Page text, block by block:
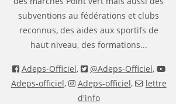
subventions au fédérations et clubs
reconnus, des aides aux sportifs de
haut niveau, des formations...
Adeps-Officiel, @Adeps-Officiel,
Adeps-officiel, Adeps-officiel,
lettre
d'info